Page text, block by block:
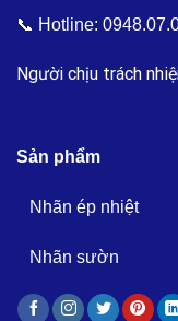
📞 Hotline:
Người chịu trách
Sản phẩm
Nhãn ép nhiệt
Nhãn sườn